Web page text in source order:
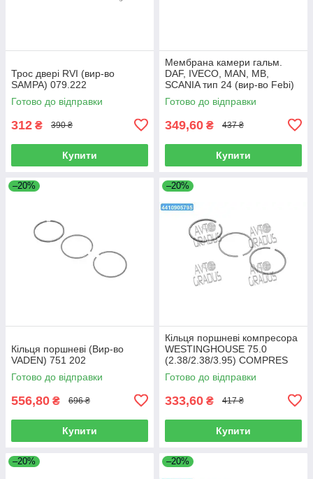
Трос двері RVI (вир-во
SAMPA) 079.222
Готово до відправки
312 ₴ 390 ₴
Купити
Мембрана камери гальм.
DAF, IVECO, MAN, MB,
SCANIA тип 24 (вир-во Febi)
07103
Готово до відправки
349,60 ₴ 437 ₴
Купити
–20%
Кільця поршневі (Вир-во
VADEN) 751 202
Готово до відправки
556,80 ₴ 696 ₴
Купити
–20%
Кільця поршневі компресора
WESTINGHOUSE 75.0
(2.38/2.38/3.95) COMPRES
SCANIA, VOLVO (вир-во
Goetze) 08-990700-
Готово до відправки
333,60 ₴ 417 ₴
Купити
–20% –20%